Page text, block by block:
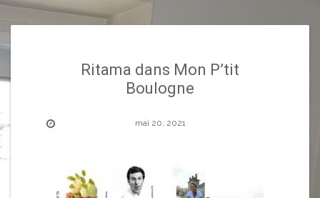
Ritama dans Mon P’tit
Boulogne
mai 20, 2021